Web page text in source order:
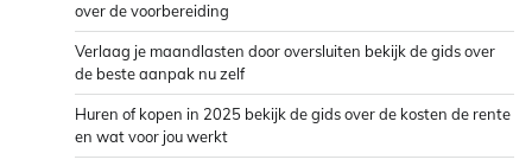
over de voorbereiding
Verlaag je maandlasten door oversluiten bekijk de gids over
de beste aanpak nu zelf
Huren of kopen in 2025 bekijk de gids over de kosten de rente
en wat voor jou werkt